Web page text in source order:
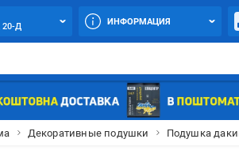
20-Д
ИНФОРМАЦИЯ
Декоративные подушки Подушка